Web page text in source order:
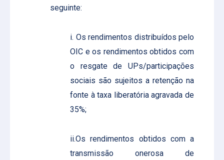
seguinte:
i. Os rendimentos distribuídos pelo
OIC e os rendimentos obtidos com
o resgate de UPs/participações
sociais são sujeitos a retenção na
fonte à taxa liberatória agravada de
35%;
ii.Os rendimentos obtidos com a
transmissão onerosa de